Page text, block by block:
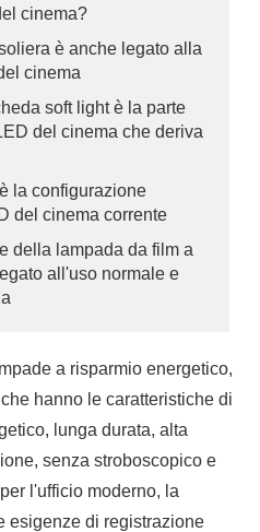
cinema?
è anche legato alla
cinema
soft light è la parte
del cinema che deriva
la configurazione
del cinema corrente
della lampada da film a
all'uso normale e
a risparmio energetico,
hanno le caratteristiche di
lunga durata, alta
senza stroboscopico e
l'ufficio moderno, la
esigenze di registrazione